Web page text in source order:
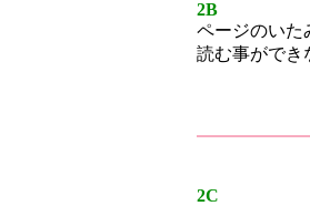
2B
ページのいた
読む事ができ
2C